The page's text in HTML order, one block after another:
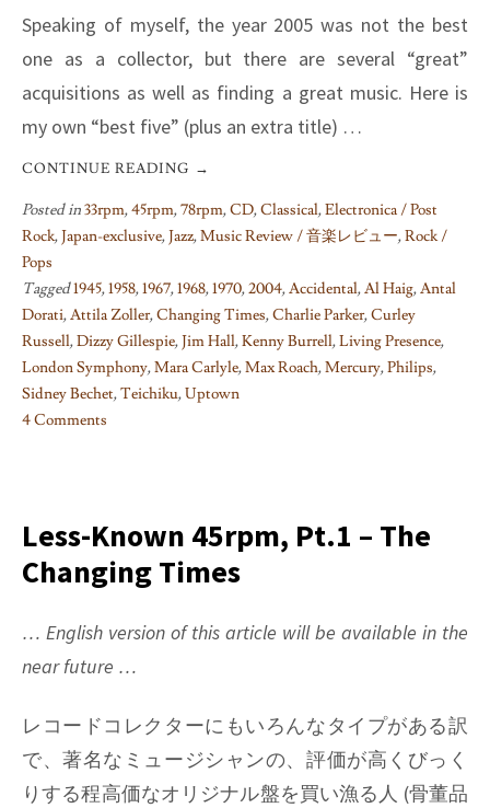
Speaking of myself, the year 2005 was not the best
one as a collector, but there are several “great”
acquisitions as well as finding a great music. Here is
my own “best five” (plus an extra title) …
CONTINUE READING →
Posted in33rpm,45rpm,78rpm,CD,Classical,Electronica / Post
Rock,Japan-exclusive,Jazz,Music Review / 音楽レビュー,Rock /
Pops
Tagged1945,1958,1967,1968,1970,2004,Accidental,Al Haig,Antal
Dorati,Attila Zoller,Changing Times,Charlie Parker,Curley
Russell,Dizzy Gillespie,Jim Hall,Kenny Burrell,Living Presence,
London Symphony,Mara Carlyle,Max Roach,Mercury,Philips,
Sidney Bechet,Teichiku,Uptown
4 Comments
5
Acquisitions
in
Less-Known 45rpm, Pt.1 – The
Changing Times
… English version of this article will be available in the
near future …
レコードコレクターにもいろんなタイプがある訳
で、著名なミュージシャンの、評価が高くびっく
りする程高価なオリジナル盤を買い漁る人 (骨董品